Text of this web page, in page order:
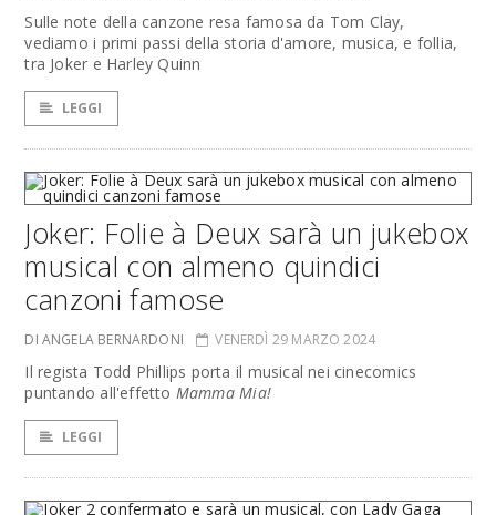
Sulle note della canzone resa famosa da Tom Clay,
vediamo i primi passi della storia d'amore, musica, e follia,
tra Joker e Harley Quinn
LEGGI
Joker: Folie à Deux sarà un jukebox
musical con almeno quindici
canzoni famose
DI ANGELA BERNARDONI VENERDÌ 29 MARZO 2024
Il regista Todd Phillips porta il musical nei cinecomics
puntando all'effetto Mamma Mia!
LEGGI